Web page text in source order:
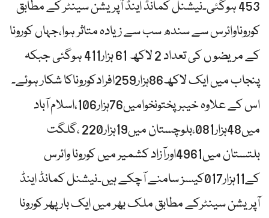
453 ہوگئی۔نیشنل کمانڈ اینڈ آپریشن سینٹر کے مطابق
کوروناوائرس سے سندھ سب سے زیادہ متاثر ہوا،جہاں کورونا
کے مریضو ں کی تعداد 2 لاکھ 61 ہزار411 ہوگئی جبکہ
پنجاب میں ایک لاکھ86ہزار259افرادکوروناکا شکار ہوئے۔
اس کے علاوہ خیبرپختونخوامیں76ہزار106،اسلام آباد
میں48ہزار081،بلوچستان میں19ہزار220 ،گلگت
بلتستان میں4961اورآزاد کشمیر میں کورونا وائرس
کے11ہزار017کیسز سامنے آچکے ہیں۔نیشنل کمانڈ اینڈ
آپریشن سینٹرکے مطابق ملک بھر میں ایک بار پھر کورونا